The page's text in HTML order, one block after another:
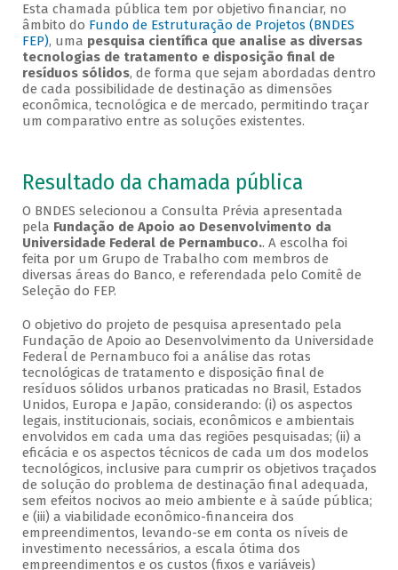
Esta chamada pública tem por objetivo financiar, no
âmbito do Fundo de Estruturação de Projetos (BNDES
FEP), uma pesquisa científica que analise as diversas
tecnologias de tratamento e disposição final de
resíduos sólidos, de forma que sejam abordadas dentro
de cada possibilidade de destinação as dimensões
econômica, tecnológica e de mercado, permitindo traçar
um comparativo entre as soluções existentes.
Resultado da chamada pública
O BNDES selecionou a Consulta Prévia apresentada
pela Fundação de Apoio ao Desenvolvimento da
Universidade Federal de Pernambuco.. A escolha foi
feita por um Grupo de Trabalho com membros de
diversas áreas do Banco, e referendada pelo Comitê de
Seleção do FEP.
O objetivo do projeto de pesquisa apresentado pela
Fundação de Apoio ao Desenvolvimento da Universidade
Federal de Pernambuco foi a análise das rotas
tecnológicas de tratamento e disposição final de
resíduos sólidos urbanos praticadas no Brasil, Estados
Unidos, Europa e Japão, considerando: (i) os aspectos
legais, institucionais, sociais, econômicos e ambientais
envolvidos em cada uma das regiões pesquisadas; (ii) a
eficácia e os aspectos técnicos de cada um dos modelos
tecnológicos, inclusive para cumprir os objetivos traçados
de solução do problema de destinação final adequada,
sem efeitos nocivos ao meio ambiente e à saúde pública;
e (iii) a viabilidade econômico-financeira dos
empreendimentos, levando-se em conta os níveis de
investimento necessários, a escala ótima dos
empreendimentos e os custos (fixos e variáveis)